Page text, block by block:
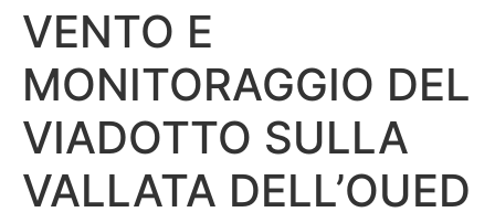
VENTO E
MONITORAGGIO DEL
VIADOTTO SULLA
VALLATA DELL’OUED